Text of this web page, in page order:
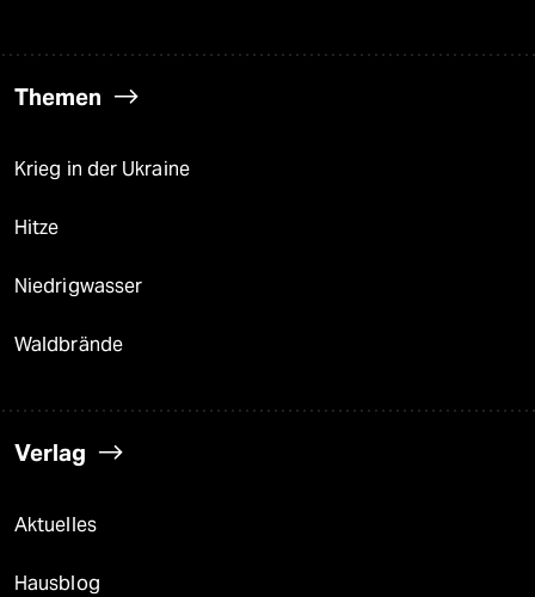
Themen
Krieg in der Ukraine
Hitze
Niedrigwasser
Waldbrände
Verlag
Aktuelles
Hausblog